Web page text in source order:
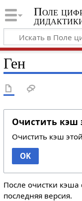
Поле
Ген
Очистить кэш
Очистить кэш
OK
После очистки кэша
последняя версия.